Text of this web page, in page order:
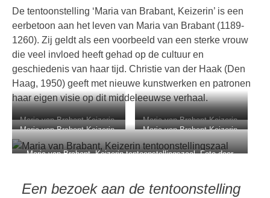
De tentoonstelling ‘Maria van Brabant, Keizerin’ is een
eerbetoon aan het leven van Maria van Brabant (1189-
1260). Zij geldt als een voorbeeld van een sterke vrouw
die veel invloed heeft gehad op de cultuur en
geschiedenis van haar tijd. Christie van der Haak (Den
Haag, 1950) geeft met nieuwe kunstwerken en patronen
haar eigen visie op dit middeleeuwse verhaal.
Maria van Brabant Keizerin,
Kasteel Helmond – Christie
van der Haak
Maria van Brabant Keizerin,
Kasteel Helmond – Christie
van der Haak
Maria van Brabant Keizerin,
Kasteel Helmond – Christie
van der Haak
Maria van Brabant Keizerin,
Kasteel Helmond – Christie
van der Haak
Maria van Brabant, Keizerin tentoonstellingszaal. Foto door
Een bezoek aan de tentoonstelling